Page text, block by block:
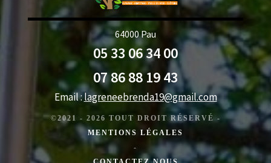
64000 Pau
05 33 06 34 00
07 86 88 19 43
Email :lagreneebrenda19@gmail.com
©2021 - 2026 TOUT DROIT RÉSERVÉ -
MENTIONS LÉGALES
-